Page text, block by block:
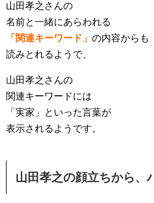
山田孝之さんの
名前と一緒にあらわれる
「関連キーワード」 の内容からも
読みとれるようで、
山田孝之さんの
関連キーワードには
「実家」といった言葉が
表示されるようです。
山田孝之の顔立ちから、